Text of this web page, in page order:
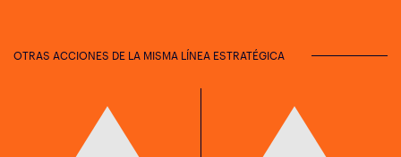
OTRAS ACCIONES DE LA MISMA LÍNEA ESTRATÉGICA